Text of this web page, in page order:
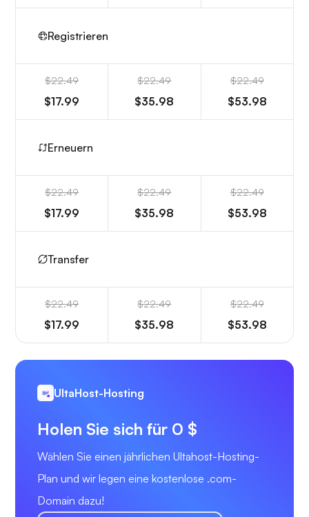
Registrieren
$22.49
$17.99
$22.49
$35.98
$22.49
$53.98
Erneuern
$22.49
$17.99
$22.49
$35.98
$22.49
$53.98
Transfer
$22.49
$17.99
$22.49
$35.98
$22.49
$53.98
UltaHost-Hosting
Holen Sie sich für 0 $
Wählen Sie einen jährlichen Ultahost-Hosting-
Plan und wir legen eine kostenlose .com-
Domain dazu!